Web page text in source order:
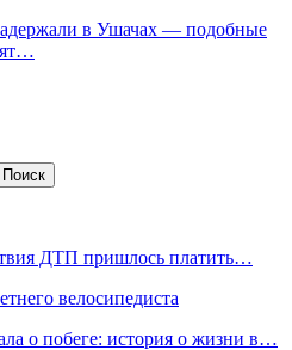
в Ушачах — подобные
ДТП пришлось платить…
велосипедиста
о побеге: история о жизни в…